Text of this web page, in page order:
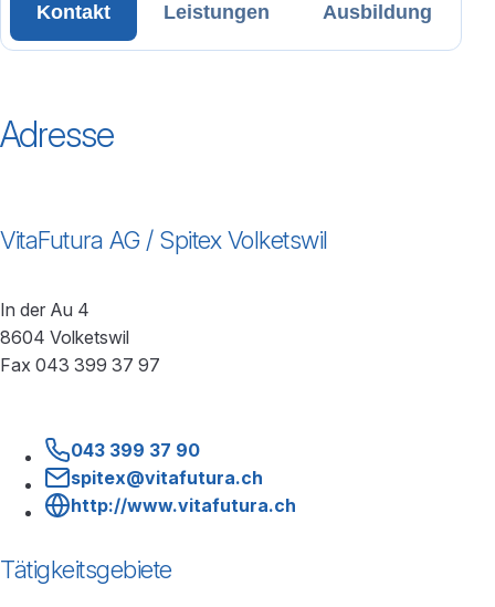
Kontakt Leistungen Ausbildung
Adresse
VitaFutura AG / Spitex Volketswil
In der Au 4
8604 Volketswil
Fax 043 399 37 97
043 399 37 90
spitex@vitafutura.ch
http://www.vitafutura.ch
Tätigkeitsgebiete